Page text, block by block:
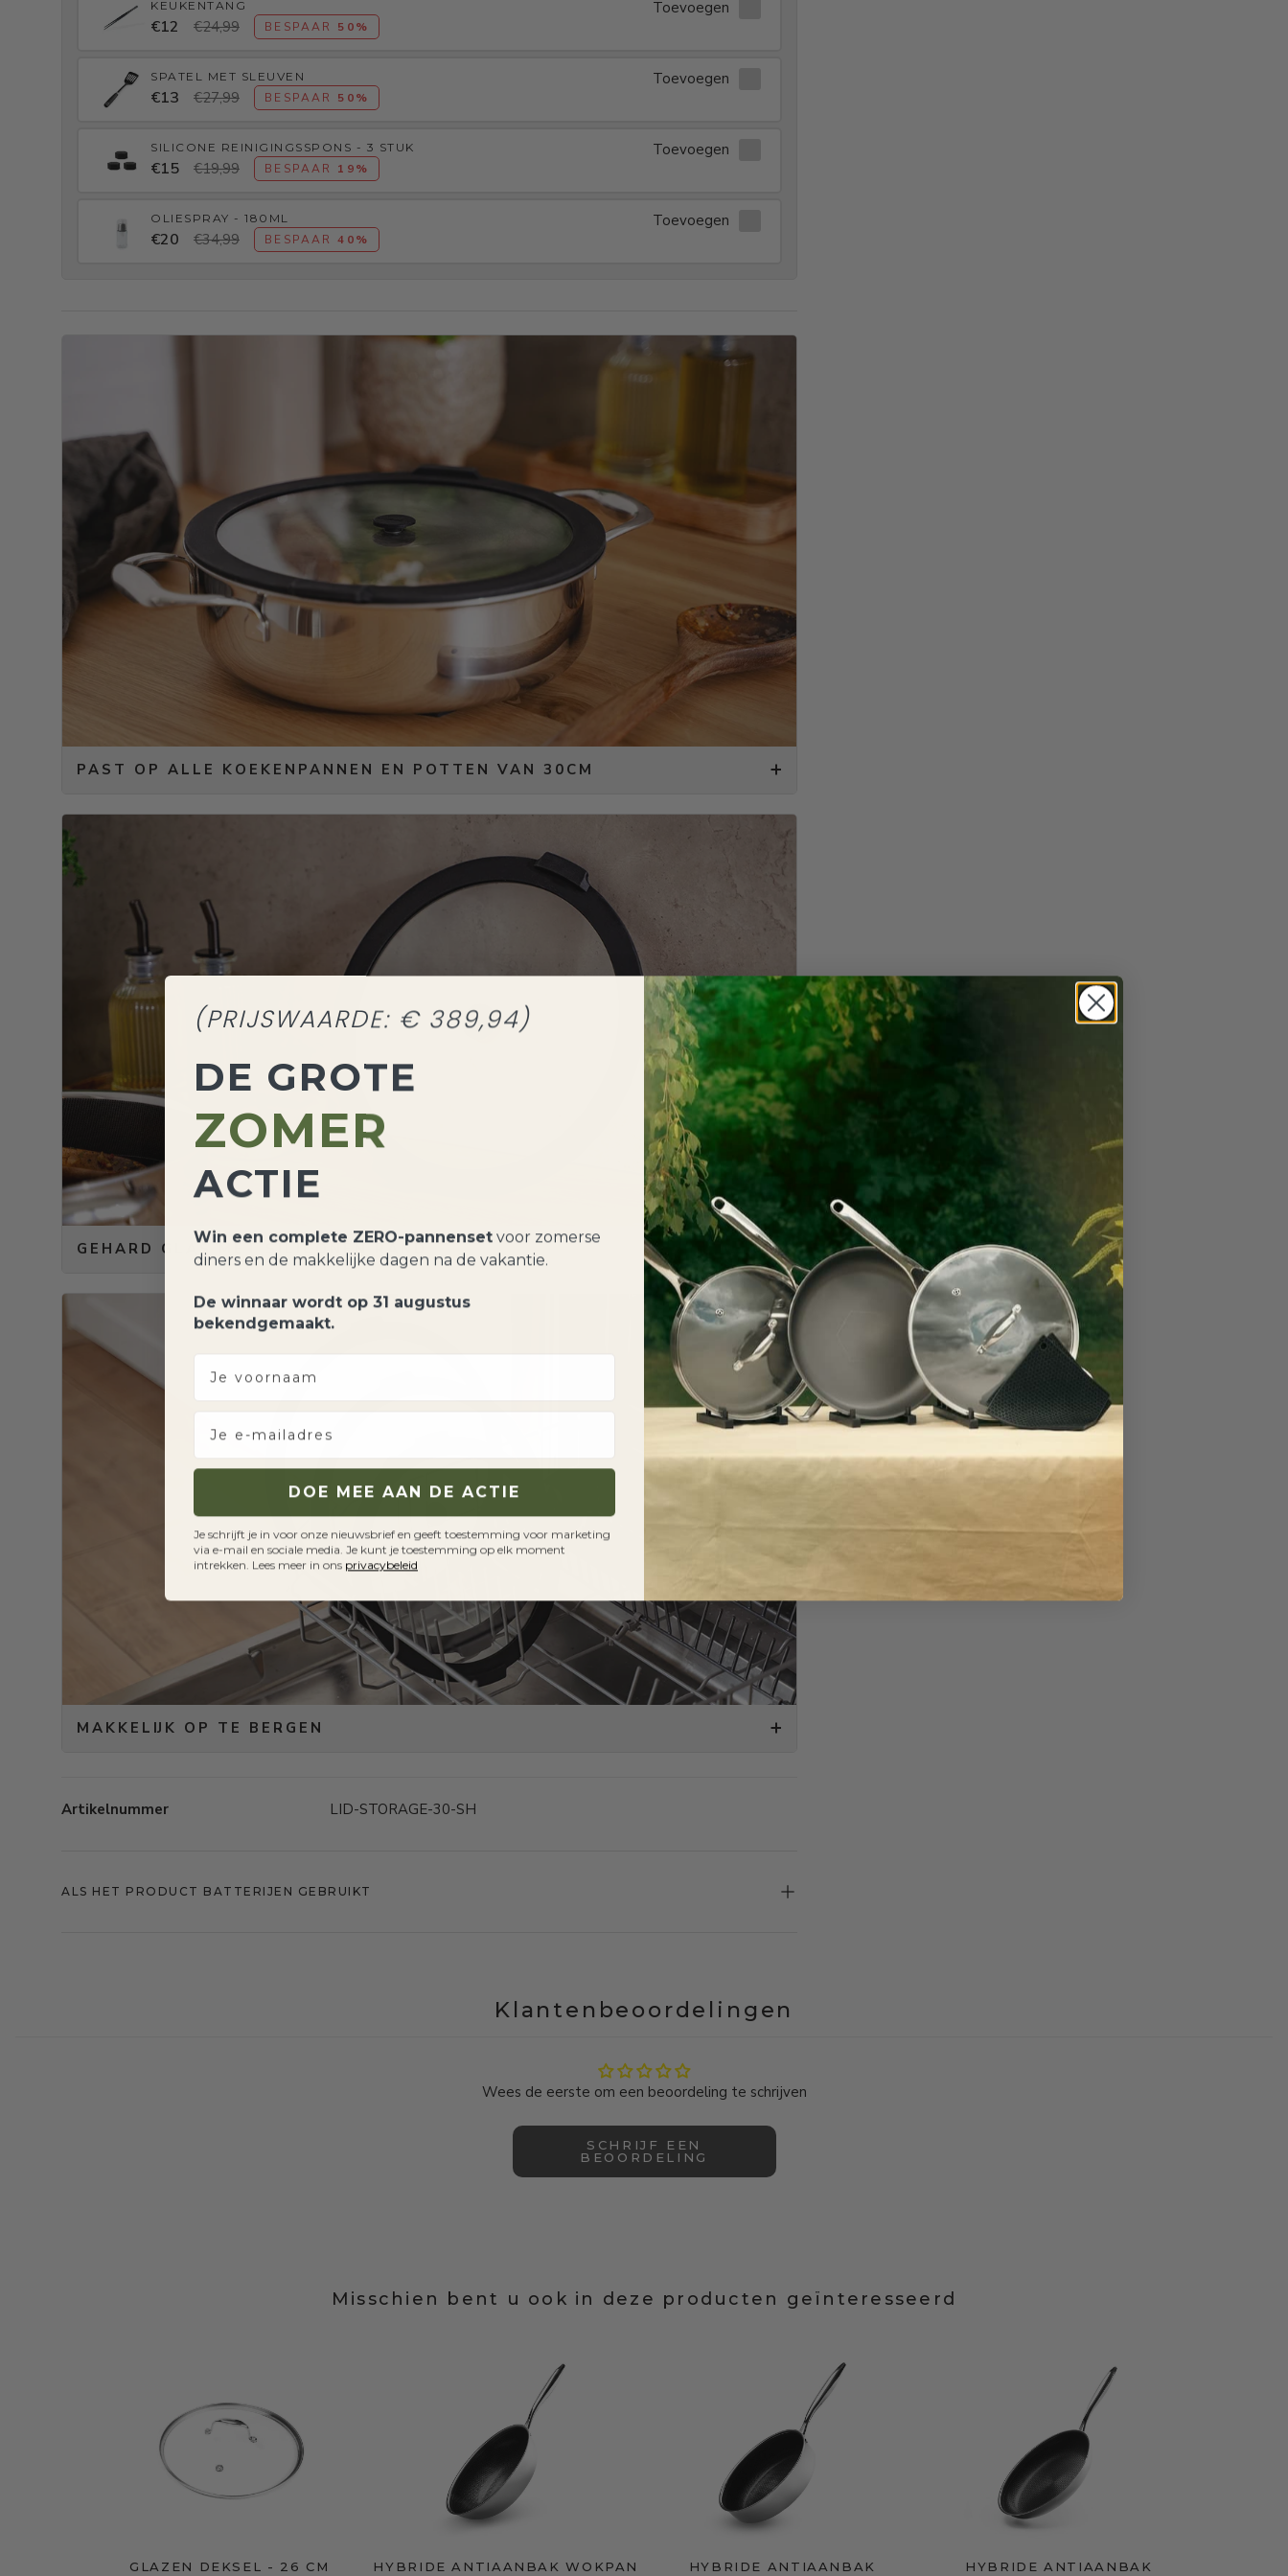
KEUKENTANG
€12 €24,99 BESPAAR 50%
Toevoegen
SPATEL MET SLEUVEN
€13 €27,99 BESPAAR 50%
Toevoegen
SILICONE REINIGINGSSPONS - 3 STUK
€15 €19,99 BESPAAR 19%
Toevoegen
OLIESPRAY - 180ML
€20 €34,99 BESPAAR40%
Toevoegen
PAST OP ALLE KOEKENPANNEN EN POTTEN VAN 30CM
GEHARD GLAS MET SILICONEN RAND
MAKKELIJK OP TE BERGEN
Artikelnummer LID-STORAGE-30-SH
ALS HET PRODUCT BATTERIJEN GEBRUIKT
Klantenbeoordelingen
Wees de eerste om een beoordeling te schrijven
SCHRIJF EEN
BEOORDELING
Misschien bent u ook in deze producten geïnteresseerd
GLAZEN DEKSEL - 26 CM HYBRIDE ANTIAANBAK WOKPAN HYBRIDE ANTIAANBAK HYBRIDE ANTIAANBAK
(PRIJSWAARDE: € 389,94)
DE GROTE
ZOMER
ACTIE
Win een complete ZERO-pannenset voor zomerse
diners en de makkelijke dagen na de vakantie.
De winnaar wordt op 31 augustus
bekendgemaakt.
voornaam
Je e-mailadres
DOE MEE AAN DE ACTIE
Je schrijft je in voor onze nieuwsbrief en geeft toestemming voor marketing
via e-mail en sociale media. Je kunt je toestemming op elk moment
intrekken. Lees meer in ons privacybeleid